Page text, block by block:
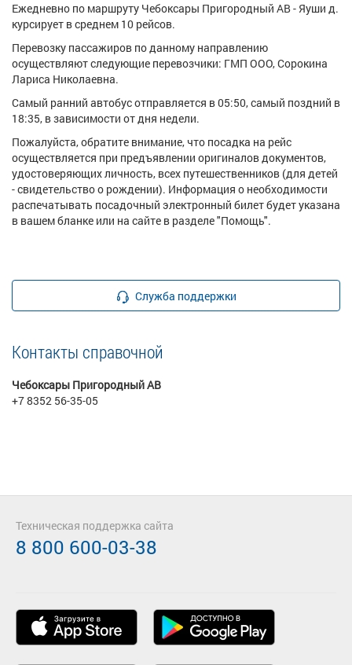
Ежедневно по маршруту Чебоксары Пригородный АВ - Яуши д.
курсирует в среднем 10 рейсов.
Перевозку пассажиров по данному направлению
осуществляют следующие перевозчики: ГМП ООО, Сорокина
Лариса Николаевна.
Самый ранний автобус отправляется в 05:50, самый поздний в
18:35, в зависимости от дня недели.
Пожалуйста, обратите внимание, что посадка на рейс
осуществляется при предъявлении оригиналов документов,
удостоверяющих личность, всех путешественников (для детей
- свидетельство о рождении). Информация о необходимости
распечатывать посадочный электронный билет будет указана
в вашем бланке или на сайте в разделе "Помощь".
Служба поддержки
Контакты справочной
Чебоксары Пригородный АВ
+7 8352 56-35-05
Техническая поддержка сайта
8 800 600-03-38